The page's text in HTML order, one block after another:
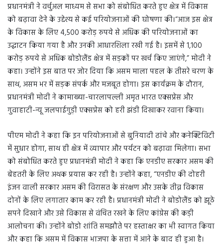
प्रधानमंत्री ने वर्चुअल माध्यम से सभा को संबोधित करते हुए क्षेत्र में विकास
को बढ़ावा देने के उद्देश्य से कई परियोजनाओं की घोषणा की।“आज इस क्षेत्र
के विकास के लिए 4,500 करोड़ रुपये से अधिक की परियोजनाओं का
उद्घाटन किया गया है और उनकी आधारशिला रखी गई है। इसमें से 1,100
करोड़ रुपये से अधिक बोडोलैंड क्षेत्र में सड़कों पर खर्च किए जाएंगे,” मोदी ने
कहा। उन्होंने इस बात पर जोर दिया कि असम माला पहल के तीसरे चरण के
साथ, असम भर में सड़क संपर्क और मजबूत होगा। इस कार्यक्रम के दौरान,
प्रधानमंत्री मोदी ने कामाख्या-चारलापल्ली अमृत भारत एक्सप्रेस और
गुवाहाटी-न्यू जलपाईगुड़ी एक्सप्रेस को हरी झंडी दिखाकर रवाना किया।
पीएम मोदी ने कहा कि इन परियोजनाओं से बुनियादी ढांचे और कनेक्टिविटी
में सुधार होगा, साथ ही क्षेत्र में व्यापार और पर्यटन को बढ़ावा मिलेगा। सभा
को संबोधित करते हुए प्रधानमंत्री मोदी ने कहा कि एनडीए सरकार असम की
बेहतरी के लिए अथक प्रयास कर रही है। उन्होंने कहा, “एनडीए की दोहरी
इंजन वाली सरकार असम की विरासत के संरक्षण और उसके तीव्र विकास
दोनों के लिए लगातार काम कर रही है। प्रधानमंत्री मोदी ने बोडोलैंड को झूठे
सपने दिखाने और उसे विकास से वंचित रखने के लिए कांग्रेस की कड़ी
आलोचना की। उन्होंने बोडो शांति समझौते पर हस्ताक्षर का भी स्वागत किया
और कहा कि असम में विकास भाजपा के सत्ता में आने के बाद ही हुआ है।